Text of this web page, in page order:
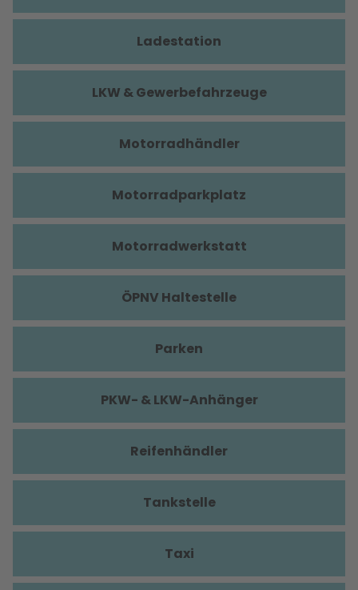
Ladestation
LKW & Gewerbefahrzeuge
Motorradhändler
Motorradparkplatz
Motorradwerkstatt
ÖPNV Haltestelle
Parken
PKW- & LKW-Anhänger
Reifenhändler
Tankstelle
Taxi